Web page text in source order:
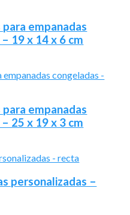
empanadas
19 x 14 x 6 cm
empanadas
25 x 19 x 3 cm
personalizadas –